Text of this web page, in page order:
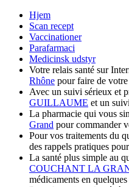
Hjem
Scan recept
Vaccinationer
Parafarmaci
Medicinsk udstyr
Votre relais santé sur
Rhône pour faire de
Avec un suivi sérieux et
GUILLAUME et un
La pharmacie qui vous
Grand pour commander
Pour vos traitements du
des rappels pratiques
La santé plus simple au
COUCHANT LA
médicaments en